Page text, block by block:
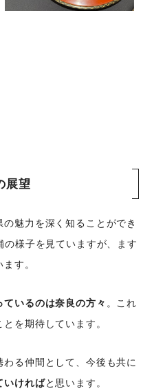
展望
魅力を深く知ることができ
の様子を見ていますが、ます
す。
いるのは奈良の方々 。これ
を期待しています。
る仲間として、今後も共に
いければと思います。